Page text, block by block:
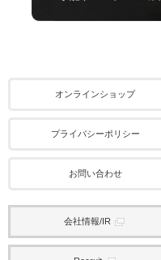
オンラインショップ
プライバシーポリシー
お問い合わせ
会社情報/IR